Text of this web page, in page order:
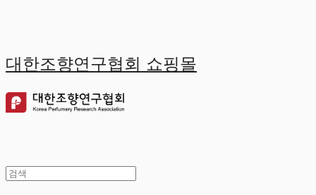
대한조향연구협회 쇼핑몰